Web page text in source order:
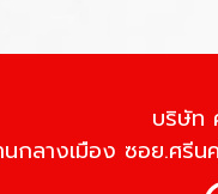
บริษัท
นกลางเมือง ซอย.ศ